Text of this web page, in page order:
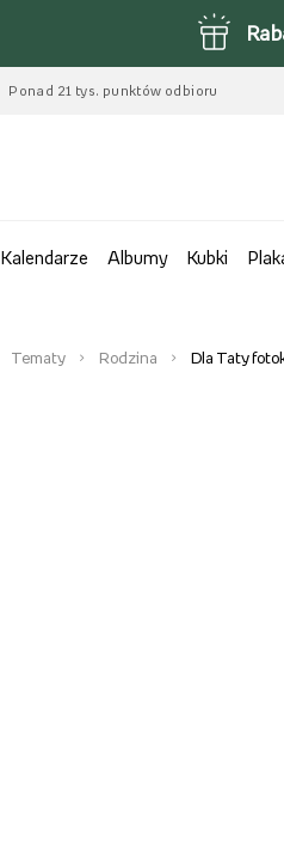
Ponad 21 tys. punktów odbioru
Kalendarze Albumy Kubki
Tematy Rodzina Dla Taty